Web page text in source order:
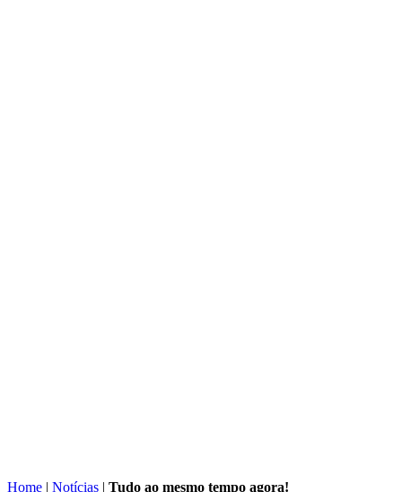
Home | Notícias | Tudo ao mesmo tempo agora!